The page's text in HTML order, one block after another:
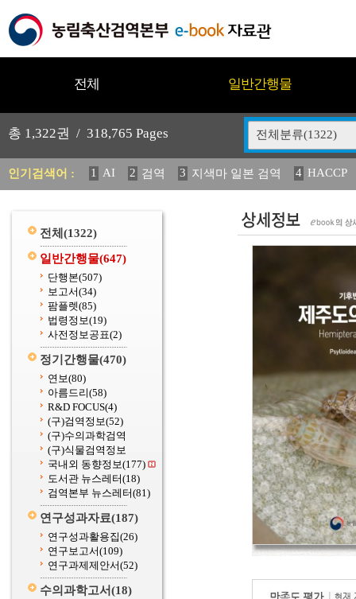
전체 일반간행물
총 1,322권 / 318,765 Pages 전체분류(1322)
인기검색어 : 1 AI 2 검역 3 지색마 일본 검역 4 HACCP
11 2025 12 중독성 식물 도감 13 媛 異 14
전체 (1322)
일반간행물(647)
단행본(507)
보고서(34)
팜플렛(85)
법령정보(19)
사전정보공표(2)
정기간행물(470)
연보(80)
아름드리(58)
R&D FOCUS(4)
(구)검역정보(52)
(구)수의과학검역
(구)식물검역정보
국내외 동향정보(177)
도서관 뉴스레터(18)
검역본부 뉴스레터(81)
연구성과자료(187)
연구성과활용집(26)
연구보고서(109)
연구과제제안서(52)
수의과학고서(18)